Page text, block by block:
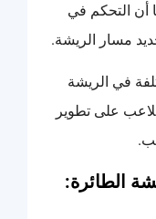
أن التحكم في
مسار الريشة.
في الريشة
على تطوير
الطائرة: